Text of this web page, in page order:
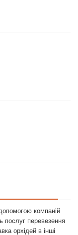
компаній
послуг перевезення
орхідей в інші